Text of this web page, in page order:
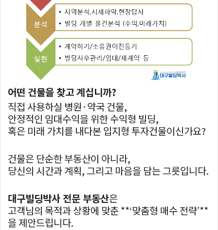
어떤 건물을 찾고 계십니까?
직접 사용하실 병원·약국 건물,
안정적인 임대수익을 위한 수익형 빌딩,
혹은 미래 가치를 내다본 입지형 투자건물이신가요?
건물은 단순한 부동산이 아니라,
당신의 시간과 계획, 그리고 마음을 담는 그릇입니다.
대구빌딩박사 전문 부동산은
고객님의 목적과 상황에 맞춘 **‘맞춤형 매수 전략’**
을 제안드립니다.